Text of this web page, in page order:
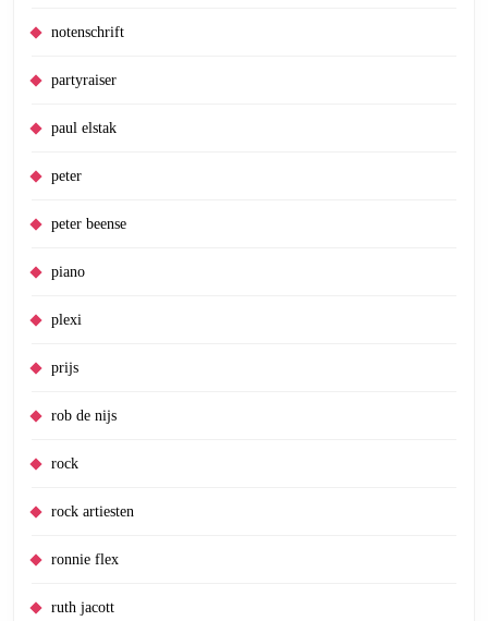
notenschrift
partyraiser
paul elstak
peter
peter beense
piano
plexi
prijs
rob de nijs
rock
rock artiesten
ronnie flex
ruth jacott